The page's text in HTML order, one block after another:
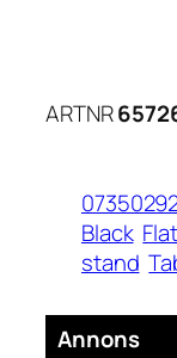
ARTNR
Black Flat
stand
Annons